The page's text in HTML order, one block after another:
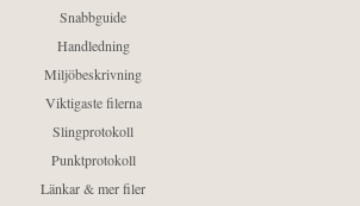
Snabbguide
Handledning
Miljöbeskrivning
Viktigaste filerna
Slingprotokoll
Punktprotokoll
Länkar & mer filer